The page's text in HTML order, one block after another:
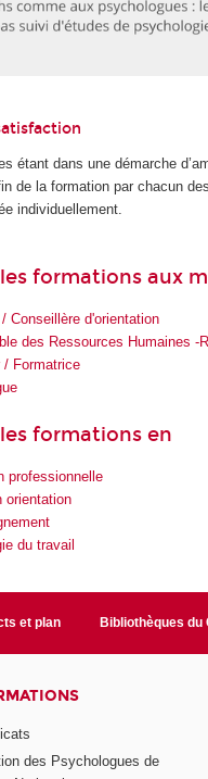
étant dans une démarche
de la formation par chacun
individuellement.
formations aux
Conseillère d'orientation
des Ressources Humaines -
/ Formatrice
formations en
professionnelle
orientation
du travail
et plan Bibliothèques du
des Psychologues de